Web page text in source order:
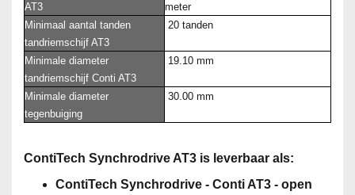
AT3
meter
Minimaal aantal tanden
tandriemschijf AT3
20 tanden
Minimale diameter
tandriemschijf Conti AT3
19.10 mm
Minimale diameter
tegenbuiging
30.00 mm
ContiTech Synchrodrive AT3 is leverbaar als:
ContiTech Synchrodrive - Conti AT3 - open